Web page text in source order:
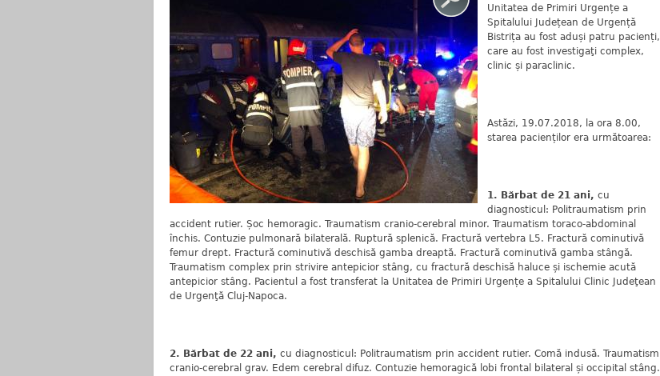
Unitatea de Primiri Urgențe a
Spitalului Județean de Urgență
Bistrița au fost aduși patru pacienți,
care au fost investigaţi complex,
clinic și paraclinic.
Astăzi, 19.07.2018, la ora 8.00,
starea pacienților era următoarea:
1. Bărbat de 21 ani, cu
diagnosticul: Politraumatism prin
accident rutier. Șoc hemoragic. Traumatism cranio-cerebral minor. Traumatism toraco-abdominal
închis. Contuzie pulmonară bilaterală. Ruptură splenică. Fractură vertebra L5. Fractură cominutivă
femur drept. Fractură cominutivă deschisă gamba dreaptă. Fractură cominutivă gamba stângă.
Traumatism complex prin strivire antepicior stâng, cu fractură deschisă haluce și ischemie acută
antepicior stâng. Pacientul a fost transferat la Unitatea de Primiri Urgențe a Spitalului Clinic Judeţean
de Urgenţă Cluj-Napoca.
2. Bărbat de 22 ani, cu diagnosticul: Politraumatism prin accident rutier. Comă indusă. Traumatism
cranio-cerebral grav. Edem cerebral difuz. Contuzie hemoragică lobi frontal bilateral și occipital stâng.